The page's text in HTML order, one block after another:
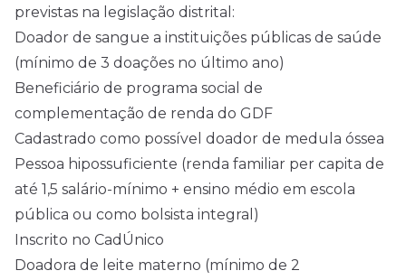
previstas na legislação distrital:
Doador de sangue a instituições públicas de saúde
(mínimo de 3 doações no último ano)
Beneficiário de programa social de
complementação de renda do GDF
Cadastrado como possível doador de medula óssea
Pessoa hipossuficiente (renda familiar per capita de
até 1,5 salário-mínimo + ensino médio em escola
pública ou como bolsista integral)
Inscrito no CadÚnico
Doadora de leite materno (mínimo de 2